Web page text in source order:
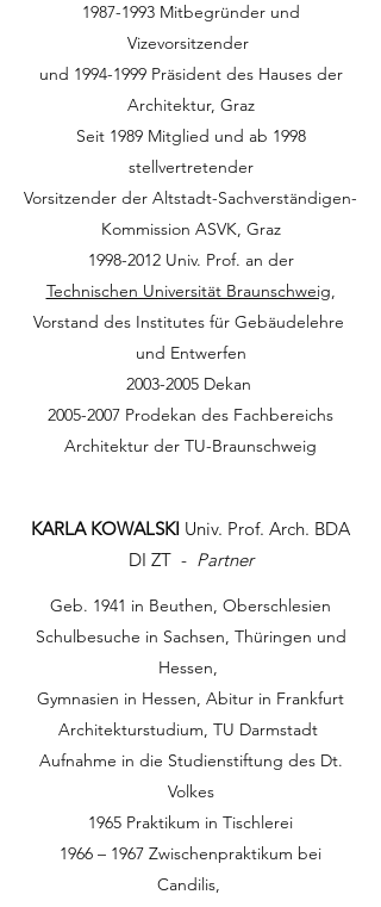
1987-1993Mitbegründer und
Vizevorsitzender
und 1994-1999 Präsident des Hauses der
Architektur, Graz
Seit 1989 Mitglied und ab 1998
stellvertretender
Vorsitzender der Altstadt-Sachverständigen-
Kommission ASVK, Graz
1998-2012Univ. Prof. an der
Technischen Universität Braunschweig,
Vorstand des Institutes für Gebäudelehre
und Entwerfen
2003-2005Dekan
2005-2007 Prodekan des Fachbereichs
Architektur der TU-Braunschweig
KARLA KOWALSKI Univ. Prof. Arch. BDA
DI ZT - Partner
Geb. 1941 in Beuthen, Oberschlesien
Schulbesuche in Sachsen, Thüringen und
Hessen,
Gymnasien in Hessen, Abitur in Frankfurt
Architekturstudium, TU Darmstadt
Aufnahme in die Studienstiftung des Dt.
Volkes
1965 Praktikum in Tischlerei
1966 – 1967 Zwischenpraktikum bei
Candilis,